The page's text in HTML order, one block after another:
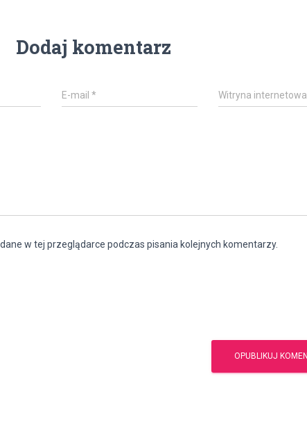
Dodaj komentarz
E-mail* Witryna internetowa
w tej przeglądarce podczas pisania kolejnych komentarzy.